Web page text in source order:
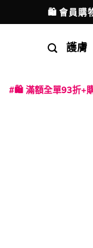
to
💳 支援消
護膚
🛍️ 滿額全單93折+